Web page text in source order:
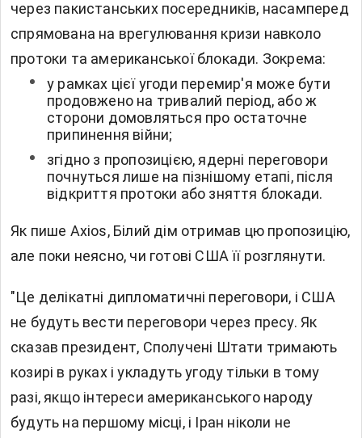
через пакистанських посередників, насамперед
спрямована на врегулювання кризи навколо
протоки та американської блокади. Зокрема:
у рамках цієї угоди перемир'я може бути
продовжено на тривалий період, або ж
сторони домовляться про остаточне
припинення війни;
згідно з пропозицією, ядерні переговори
почнуться лише на пізнішому етапі, після
відкриття протоки або зняття блокади.
Як пише Axios, Білий дім отримав цю пропозицію,
але поки неясно, чи готові США її розглянути.
"Це делікатні дипломатичні переговори, і США
не будуть вести переговори через пресу. Як
сказав президент, Сполучені Штати тримають
козирі в руках і укладуть угоду тільки в тому
разі, якщо інтереси американського народу
будуть на першому місці, і Іран ніколи не